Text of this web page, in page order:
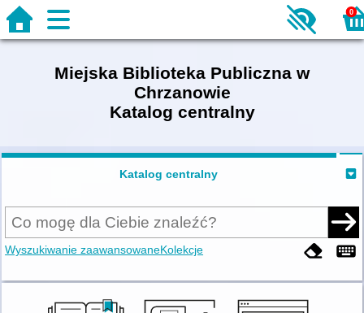
0
Miejska Biblioteka Publiczna w
Chrzanowie
Katalog centralny
Katalog centralny
Wyszukiwanie zaawansowaneKolekcje